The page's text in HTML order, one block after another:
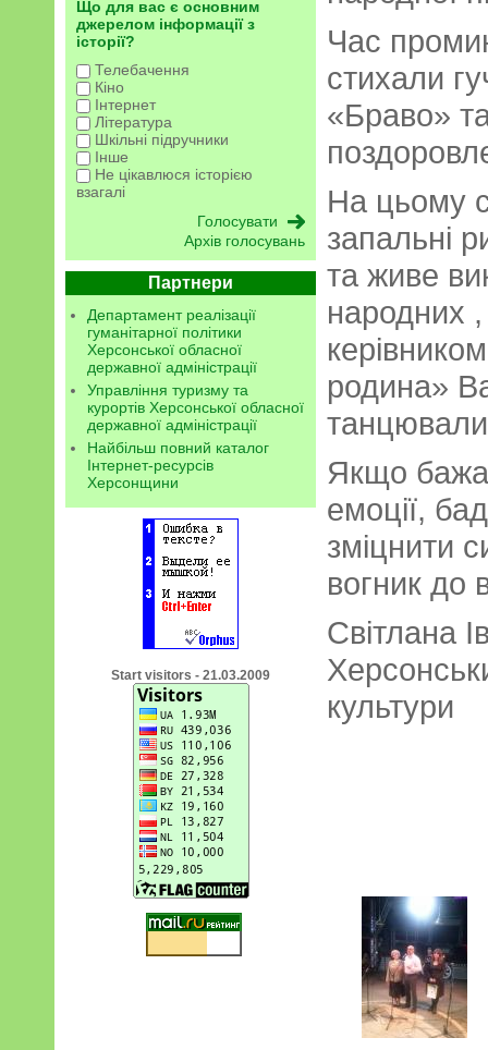
Що для вас є основним
джерелом інформації з
історії?
Телебачення
Кіно
Інтернет
Література
Шкільні підручники
Інше
Не цікавлюся історією
взагалі
Архів голосувань
Партнери
Департамент реалізації
гуманітарної політики
Херсонської обласної
державної адміністрації
Управління туризму та
курортів Херсонської обласної
державної адміністрації
Найбільш повний каталог
Інтернет-ресурсів
Херсонщини
Start visitors - 21.03.2009
Час
стихали
«Браво»
На цьому
запальні
та живе
народних ,
родина»
танцювали
Якщо
емоції,
зміцнити
вогник до
Світлана
культури